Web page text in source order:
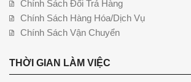
Chính Sách Đổi Trả Hàng
Chính Sách Hàng Hóa/Dịch Vụ
Chính Sách Vận Chuyển
THỜI GIAN LÀM VIỆC